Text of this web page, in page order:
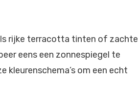
rijke terracotta tinten of zachte
eens een zonnespiegel te
kleurenschema’s om een ​​echt